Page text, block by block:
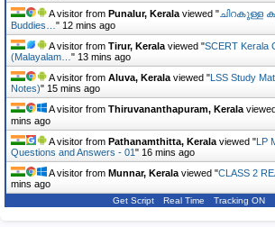
A visitor from Punalur, Kerala viewed "ചിറകുള്ള
Buddies… " 12 mins ago
A visitor from Tirur, Kerala viewed "SCERT Kerala
(Malayalam… " 13 mins ago
A visitor from Aluva, Kerala viewed " LSS Study
Notes)" 15 mins ago
A visitor from Thiruvananthapuram, Kerala
mins ago
A visitor from Pathanamthitta, Kerala viewed " LP
Questions and Answers - 01 " 16 mins ago
A visitor from Munnar, Kerala viewed "CLASS 2
mins ago
Get Script Real Time Tracking ON